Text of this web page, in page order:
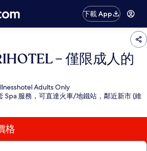
下載 App
– 僅限成人的
Adults Only
Spa 服務，可直達火車/地鐵站，鄰近新市 (維
格